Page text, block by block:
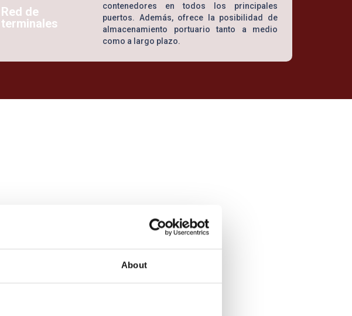
About
Red de
terminales
contenedores en todos los principales
puertos. Además, ofrece la posibilidad de
almacenamiento portuario tanto a medio
como a largo plazo.